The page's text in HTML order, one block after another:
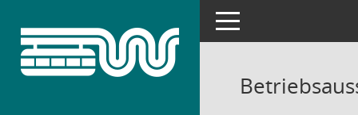
Toggle navigation